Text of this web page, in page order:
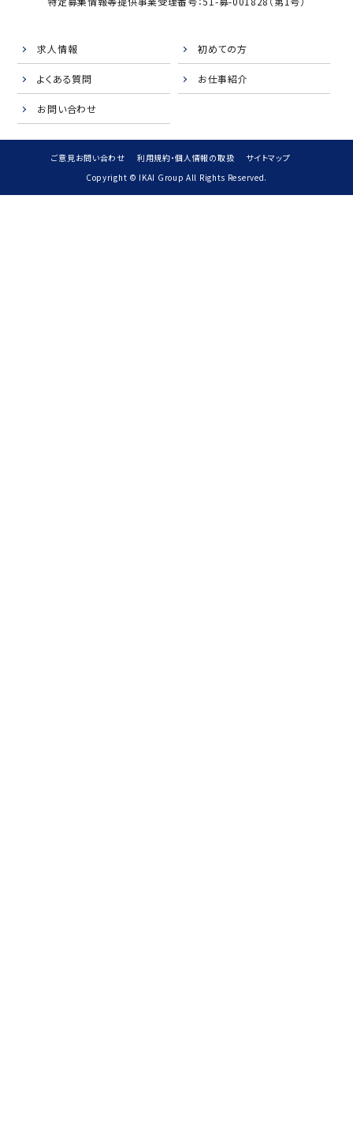
求人情報 初めての方
よくある質問 お仕事紹介
お問い合わせ
ご意見お問い合わせ 利用規約・個人情報の取扱
サイトマップ
Copyright © IKAI Group All Rights Reserved.